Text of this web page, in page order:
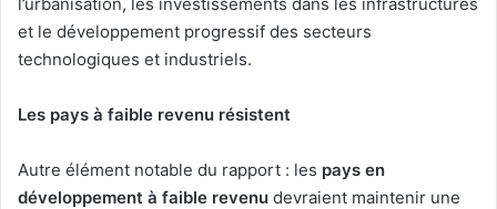
et le développement progressif des secteurs
technologiques et industriels.
Les pays à faible revenu résistent
Autre élément notable du rapport : les pays en
développement à faible revenu devraient maintenir une